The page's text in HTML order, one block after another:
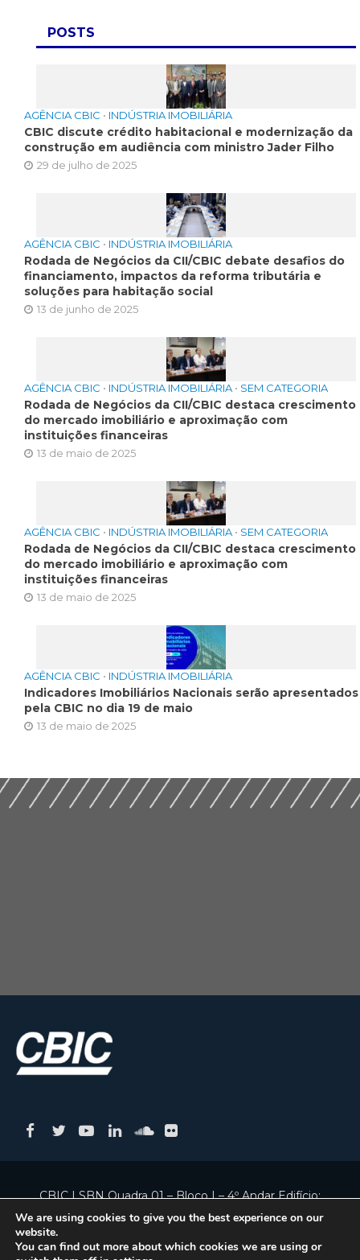
POSTS
AGÊNCIA CBIC • INDÚSTRIA IMOBILIÁRIA
CBIC discute crédito habitacional e modernização da
construção em audiência com ministro Jader Filho
29 de julho de 2025
AGÊNCIA CBIC • INDÚSTRIA IMOBILIÁRIA
Rodada de Negócios da CII/CBIC debate desafios do
financiamento, impactos da reforma tributária e
soluções para habitação social
13 de junho de 2025
AGÊNCIA CBIC • INDÚSTRIA IMOBILIÁRIA • SEM CATEGORIA
Rodada de Negócios da CII/CBIC destaca crescimento
do mercado imobiliário e aproximação com
instituições financeiras
13 de maio de 2025
AGÊNCIA CBIC • INDÚSTRIA IMOBILIÁRIA • SEM CATEGORIA
Rodada de Negócios da CII/CBIC destaca crescimento
do mercado imobiliário e aproximação com
instituições financeiras
13 de maio de 2025
AGÊNCIA CBIC • INDÚSTRIA IMOBILIÁRIA
Indicadores Imobiliários Nacionais serão apresentados
pela CBIC no dia 19 de maio
13 de maio de 2025
CBIC | SBN Quadra 01 – Bloco I – 4º Andar Edifício:
Armando Monteiro Neto - CEP 70.040-913 - Brasília/DF
We are using cookies to give you the best experience on our
website.
You can find out more about which cookies we are using or